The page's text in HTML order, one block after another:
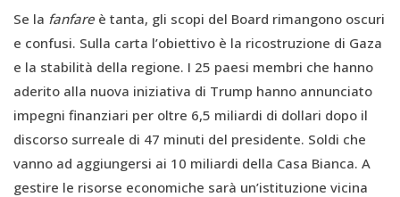
Se la fanfare è tanta, gli scopi del Board rimangono oscuri
e confusi. Sulla carta l’obiettivo è la ricostruzione di Gaza
e la stabilità della regione. I 25 paesi membri che hanno
aderito alla nuova iniziativa di Trump hanno annunciato
impegni finanziari per oltre 6,5 miliardi di dollari dopo il
discorso surreale di 47 minuti del presidente. Soldi che
vanno ad aggiungersi ai 10 miliardi della Casa Bianca. A
gestire le risorse economiche sarà un’istituzione vicina